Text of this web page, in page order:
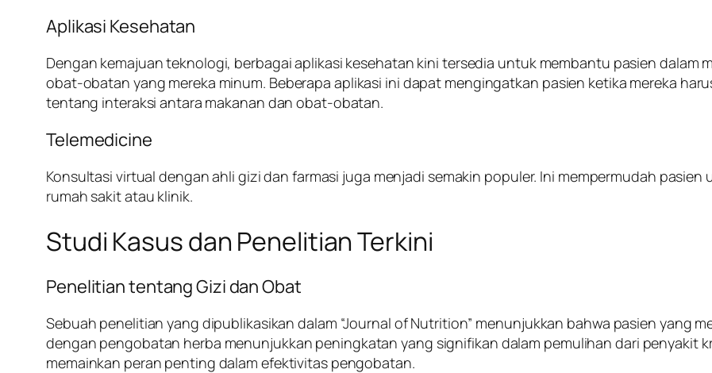
Aplikasi Kesehatan
Dengan kemajuan teknologi, berbagai aplikasi kesehatan kini tersedia untuk membantu pasien dalam
obat-obatan yang mereka minum. Beberapa aplikasi ini dapat mengingatkan pasien ketika mereka
tentang interaksi antara makanan dan obat-obatan.
Telemedicine
Konsultasi virtual dengan ahli gizi dan farmasi juga menjadi semakin populer. Ini mempermudah
rumah sakit atau klinik.
Studi Kasus dan Penelitian Terkini
Penelitian tentang Gizi dan Obat
Sebuah penelitian yang dipublikasikan dalam “Journal of Nutrition” menunjukkan bahwa pasien yang
dengan pengobatan herba menunjukkan peningkatan yang signifikan dalam pemulihan dari penyakit
memainkan peran penting dalam efektivitas pengobatan.